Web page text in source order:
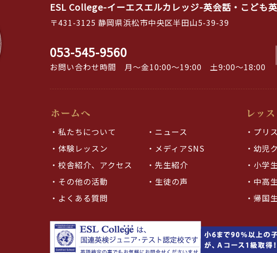
ESL College-イーエスエルカレッジ-英会話・こども
〒431-3125 静岡県浜松市中央区半田山5-39-39
053-545-9560
お問い合わせ時間 月～金10:00～19:00 土9:00～18:00
・私たちについて
・体験レッスン
・校舎紹介、アクセス
・その他の活動
・よくある質問
・ニュース
・メディアSNS
・先生紹介
・生徒の声
・プリ
・幼児
・小学
・中高
・帰国